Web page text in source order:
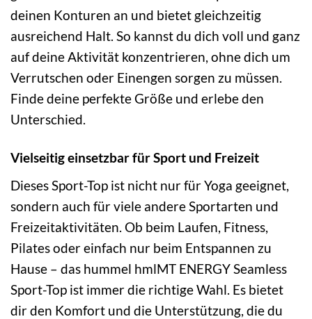
deinen Konturen an und bietet gleichzeitig
ausreichend Halt. So kannst du dich voll und ganz
auf deine Aktivität konzentrieren, ohne dich um
Verrutschen oder Einengen sorgen zu müssen.
Finde deine perfekte Größe und erlebe den
Unterschied.
Vielseitig einsetzbar für Sport und Freizeit
Dieses Sport-Top ist nicht nur für Yoga geeignet,
sondern auch für viele andere Sportarten und
Freizeitaktivitäten. Ob beim Laufen, Fitness,
Pilates oder einfach nur beim Entspannen zu
Hause – das hummel hmlMT ENERGY Seamless
Sport-Top ist immer die richtige Wahl. Es bietet
dir den Komfort und die Unterstützung, die du